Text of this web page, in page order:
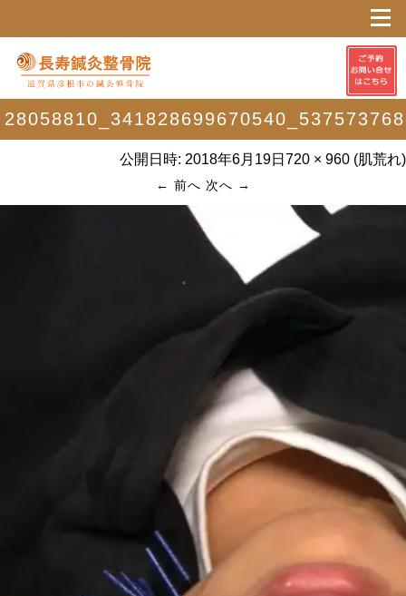
公開日時: 2018年6月19日 720 × 960 (肌荒れ)
← 前へ 次へ →